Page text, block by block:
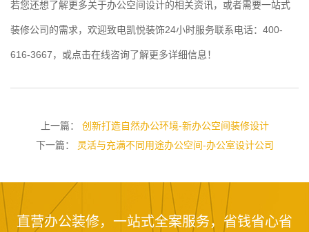
若您还想了解更多关于办公空间设计的相关资讯，或者需要一站式
装修公司的需求，欢迎致电凯悦装饰24小时服务联系电话：400-
616-3667，或点击在线咨询了解更多详细信息！
上一篇： 创新打造自然办公环境-新办公空间装修设计
下一篇： 灵活与充满不同用途办公空间-办公室设计公司
直营办公装修，一站式全案服务，省钱省心省